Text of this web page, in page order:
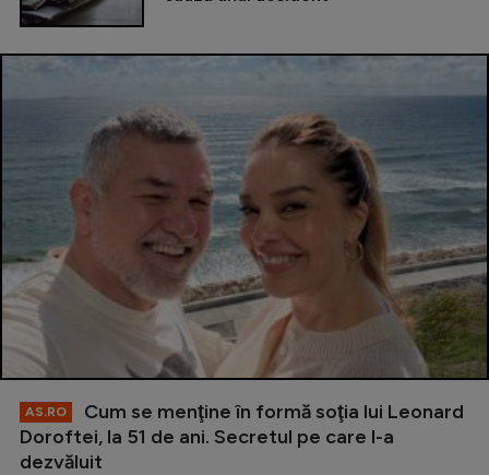
AS.RO
Cum se menţine în formă soţia lui Leonard
Doroftei, la 51 de ani. Secretul pe care l-a
dezvăluit